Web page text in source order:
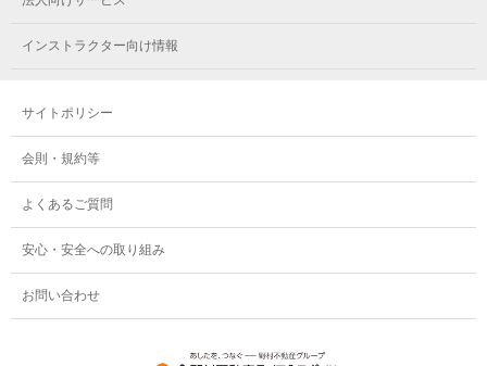
メガロス玉川学園テニススクール
メガロス東小金井学童クラブ
メガロス相模大野
メガロス大和
インストラクター向け情報
サイトポリシー
会則・規約等
よくあるご質問
安心・安全への取り組み
お問い合わせ